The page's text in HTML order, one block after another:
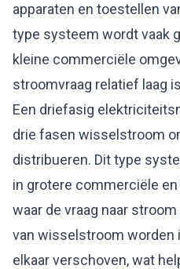
apparaten en toestellen
type systeem wordt vaak
kleine commerciële
stroomvraag relatief laag
Een driefasig
drie fasen wisselstroom
distribueren. Dit type
in grotere commerciële
waar de vraag naar
van wisselstroom worden
elkaar verschoven, wat